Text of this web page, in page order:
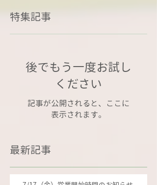
特集記事
後でもう一度お試し
ください
記事が公開されると、ここに
表示されます。
最新記事